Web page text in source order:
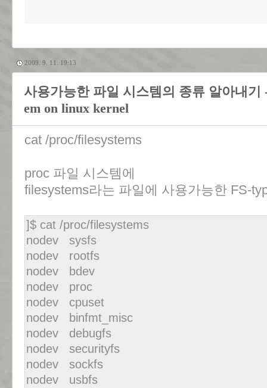
2009. 9. 11. 19:13
사용가능한 파일 시스템의 종류 알아내기
em on linux kernel
cat /proc/filesystems
proc 파일 시스템에
filesystems라는 파일에 사용가능한 FS-
]$ cat /proc/filesystems
nodev sysfs
nodev rootfs
nodev bdev
nodev proc
nodev cpuset
nodev binfmt_misc
nodev debugfs
nodev securityfs
nodev sockfs
nodev usbfs